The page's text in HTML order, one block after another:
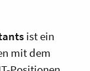
ist ein
mit dem